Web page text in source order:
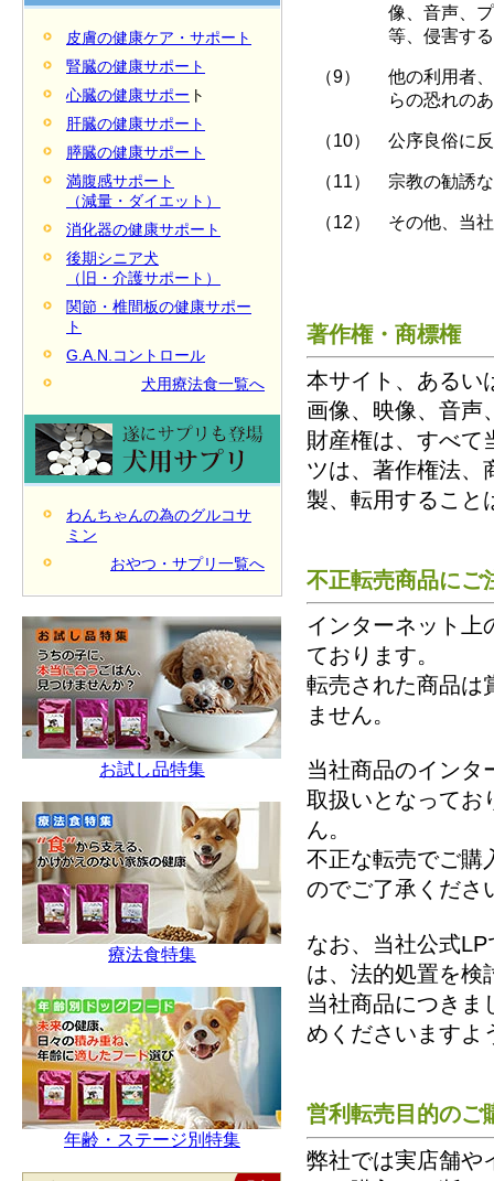
皮膚の健康ケア・サポート
腎臓の健康サポート
心臓の健康サポー ト
肝臓の健康サポート
膵臓の健康サポート
満腹感サポート
（減量・ダイエット）
消化器の健康サポート
後期シニア犬
（旧・介護サポート）
関節・椎間板の健康サポー
ト
G.A.N.コントロール
犬用療法食一覧へ
わんちゃんの為のグルコサ
ミン
おやつ・サプリ一覧へ
お試し品特集
療法食特集
年齢・ステージ別特集
像、音声、
等、侵害す
（9）
他の利用者
らの恐れの
（10） 公序良俗に
（11） 宗教の勧誘
（12） その他、当
著作権・商標権
本サイト、あるい
画像、映像、音声
財産権は、すべて
ツは、著作権法、
製、転用すること
不正転売商品にご
インターネット上
ております。
転売された商品は
ません。
当社商品のインタ
取扱いとなってお
ん。
不正な転売でご購
のでご了承くださ
なお、当社公式
は、法的処置を検
当社商品につきま
めくださいますよ
営利転売目的のご
弊社では実店舗や